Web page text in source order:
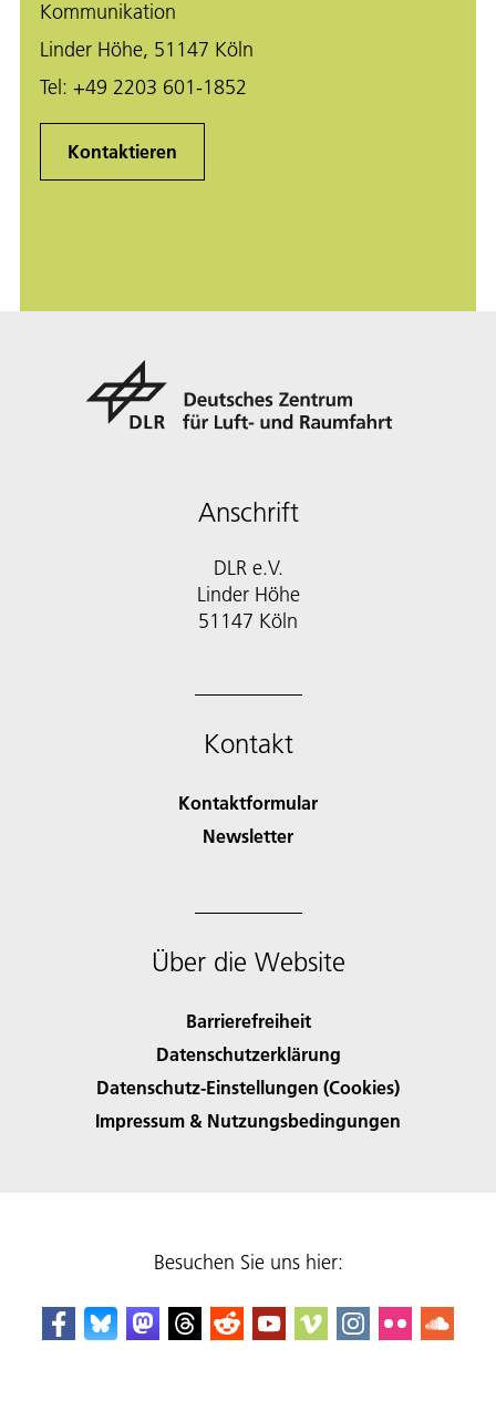
Kommunikation
Linder Höhe, 51147 Köln
Tel: +49 2203 601-1852
Kontaktieren
Anschrift
DLR e.V.
Linder Höhe
51147 Köln
Kontakt
Kontaktformular
Newsletter
Über die Website
Barrierefreiheit
Datenschutzerklärung
Datenschutz-Einstellungen (Cookies)
Impressum & Nutzungsbedingungen
Besuchen Sie uns hier: